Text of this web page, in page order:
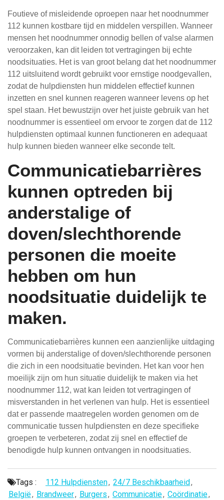
Foutieve of misleidende oproepen naar het noodnummer
112 kunnen kostbare tijd en middelen verspillen. Wanneer
mensen het noodnummer onnodig bellen of valse alarmen
veroorzaken, kan dit leiden tot vertragingen bij echte
noodsituaties. Het is van groot belang dat het noodnummer
112 uitsluitend wordt gebruikt voor ernstige noodgevallen,
zodat de hulpdiensten hun middelen effectief kunnen
inzetten en snel kunnen reageren wanneer levens op het
spel staan. Het bewustzijn over het juiste gebruik van het
noodnummer is essentieel om ervoor te zorgen dat de 112
hulpdiensten optimaal kunnen functioneren en adequaat
hulp kunnen bieden wanneer elke seconde telt.
Communicatiebarrières
kunnen optreden bij
anderstalige of
doven/slechthorende
personen die moeite
hebben om hun
noodsituatie duidelijk te
maken.
Communicatiebarrières kunnen een aanzienlijke uitdaging
vormen bij anderstalige of doven/slechthorende personen
die zich in een noodsituatie bevinden. Het kan voor hen
moeilijk zijn om hun situatie duidelijk te maken via het
noodnummer 112, wat kan leiden tot vertragingen of
misverstanden in het verlenen van hulp. Het is essentieel
dat er passende maatregelen worden genomen om de
communicatie tussen hulpdiensten en deze specifieke
groepen te verbeteren, zodat zij snel en effectief de
benodigde hulp kunnen ontvangen in noodsituaties.
Tags : 112 Hulpdiensten, 24/7 Beschikbaarheid,
België, Brandweer, Burgers, Communicatie, Coördinatie,